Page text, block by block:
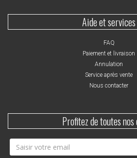
Aide et services
FAQ
Paiement et livraison
Annulation
Service après vente
Nous contacter
Profitez de toutes